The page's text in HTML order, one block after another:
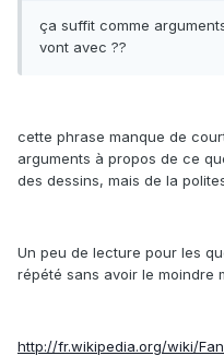
ça suffit comme
vont avec ??
cette phrase manque de
arguments à propos de ce
des dessins, mais de la
Un peu de lecture pour les
répété sans avoir le moindre
http://fr.wikipedia.org/wiki/